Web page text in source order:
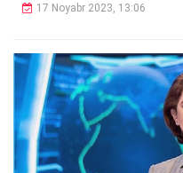
17 Noyabr 2023, 13:06